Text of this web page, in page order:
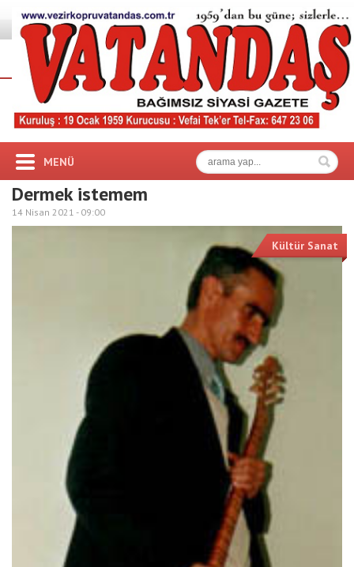
MENÜ
Dermek istemem
14 Nisan 2021 - 09:00
Kültür Sanat